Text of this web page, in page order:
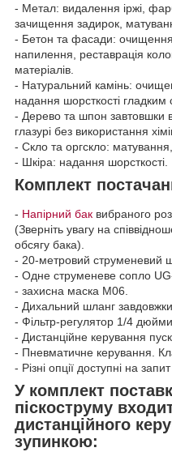
- Метал: видалення іржі,
зачищення задирок,
- Бетон та фасади:
напилення, реставрація
матеріалів.
- Натуральний камінь:
надання шорсткості гладким
- Дерево та шпон завтовшки
глазурі без використання
- Скло та оргскло:
- Шкіра: надання шорсткості.
Комплект
- Напірний бак вибраного
(Зверніть увагу на
обсягу бака).
- 20-метровий струменевий
- Одне струменеве сопло UG-
- захисна маска M06.
- Дихальний шланг
- Фільтр-регулятор 1/4
- Дистанційне керування
- Пневматичне керування.
- Різні опції доступні на запит
У комплект
піскоструму
дистанційного
зупинкою: